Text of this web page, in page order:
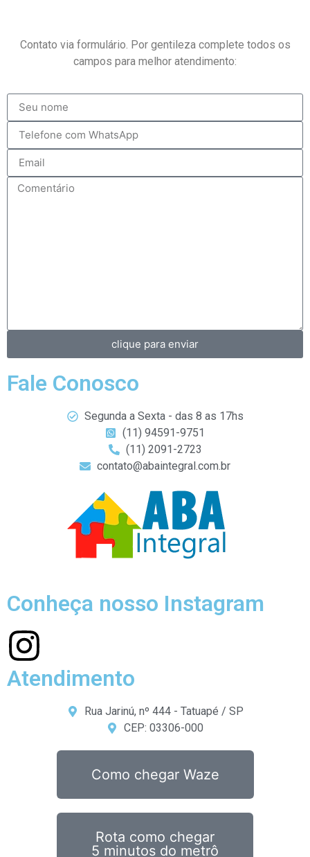
Contato via formulário. Por gentileza complete todos os
campos para melhor atendimento:
clique para enviar
Fale Conosco
Segunda a Sexta - das 8 as 17hs
(11) 94591-9751
(11) 2091-2723
contato@abaintegral.com.br
Conheça nosso Instagram
Atendimento
Rua Jarinú, nº 444 - Tatuapé / SP
CEP: 03306-000
Como chegar Waze
Rota como chegar
5 minutos do metrô